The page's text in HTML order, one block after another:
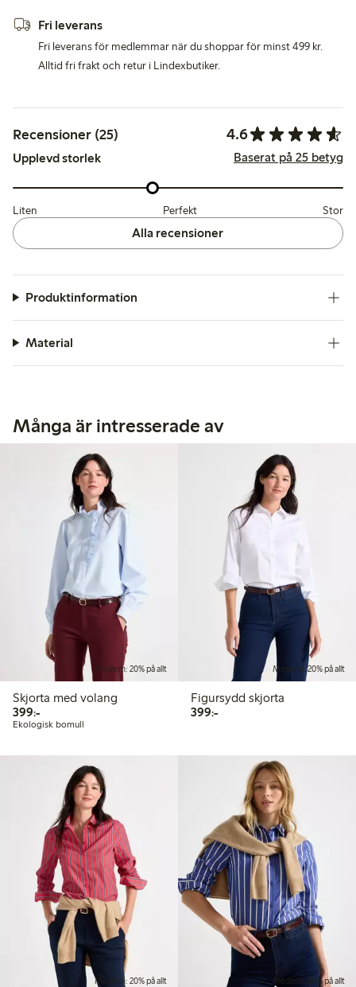
Fri leverans
Fri leverans för medlemmar när du shoppar för minst 499 kr.
Alltid fri frakt och retur i Lindexbutiker.
Recensioner (25) 4.6
Upplevd storlek Baserat på 25 betyg
Liten Perfekt Stor
Alla recensioner
Produktinformation
Material
Många är intresserade av
Medlem: 20% på allt
Skjorta med volang
399:-399,00 kr
Ekologisk bomull
Medlem: 20% på allt
Figursydd skjorta
399:-399,00 kr
Medlem: 20% på allt Medlem: 20% på allt